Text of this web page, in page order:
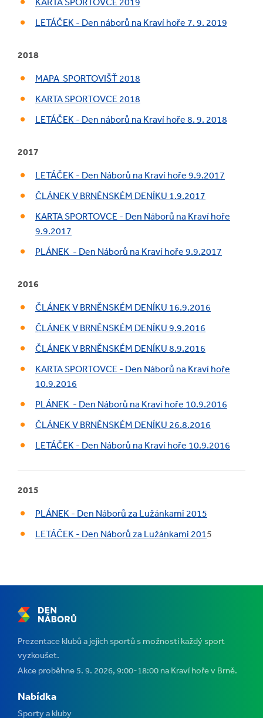
LETÁČEK - Den náborů na Kraví hoře 7. 9. 2019
2018
MAPA SPORTOVIŠŤ 2018
KARTA SPORTOVCE 2018
LETÁČEK - Den náborů na Kraví hoře 8. 9. 2018
2017
LETÁČEK - Den Náborů na Kraví hoře 9.9.2017
ČLÁNEK V BRNĚNSKÉM DENÍKU 1.9.2017
KARTA SPORTOVCE - Den Náborů na Kraví hoře
9.9.2017
PLÁNEK - Den Náborů na Kraví hoře 9.9.2017
2016
ČLÁNEK V BRNĚNSKÉM DENÍKU 16.9.2016
ČLÁNEK V BRNĚNSKÉM DENÍKU 9.9.2016
ČLÁNEK V BRNĚNSKÉM DENÍKU 8.9.2016
KARTA SPORTOVCE - Den Náborů na Kraví hoře
10.9.2016
PLÁNEK - Den Náborů na Kraví hoře 10.9.2016
ČLÁNEK V BRNĚNSKÉM DENÍKU 26.8.2016
LETÁČEK - Den Náborů na Kraví hoře 10.9.2016
2015
PLÁNEK - Den Náborů za Lužánkami 2015
LETÁČEK - Den Náborů za Lužánkami 2015
Prezentace klubů a jejich sportů s možností každý sport
vyzkoušet.
Akce proběhne 5. 9. 2026, 9:00-18:00 na Kraví hoře v Brně.
Nabídka
Sporty a kluby